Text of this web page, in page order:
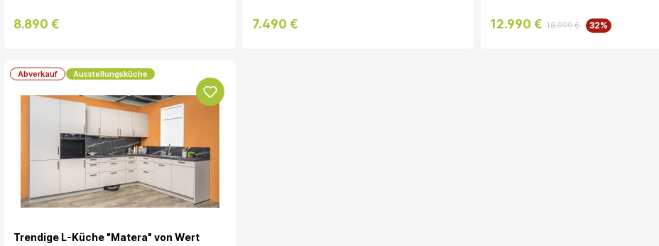
8.890 € 7.490 € 12.990 € 18.999 € 32%
Abverkauf Ausstellungsküche
Trendige L-Küche "Matera" von Wert